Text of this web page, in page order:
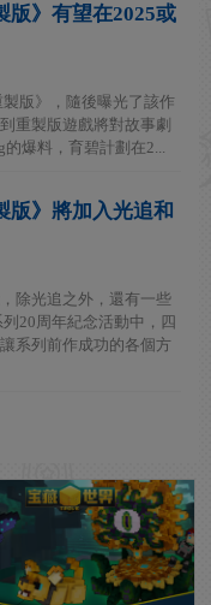
版》有望在2025或
版》，隨後曝光了該作
重製版遊戲將對故事劇
爆料，育碧計劃在2...
版》將加入光追和
除光追之外，還有一些
20周年紀念活動中，四
系列前作成功的各個方